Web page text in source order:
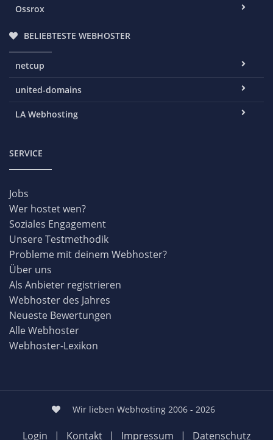
Ossrox
BELIEBTESTE WEBHOSTER
netcup
united-domains
LA Webhosting
SERVICE
Jobs
Wer hostet wen?
Soziales Engagement
Unsere Testmethodik
Probleme mit deinem Webhoster?
Über uns
Als Anbieter registrieren
Webhoster des Jahres
Neueste Bewertungen
Alle Webhoster
Webhoster-Lexikon
Wir lieben Webhosting 2006 - 2026
Login | Kontakt | Impressum | Datenschutz